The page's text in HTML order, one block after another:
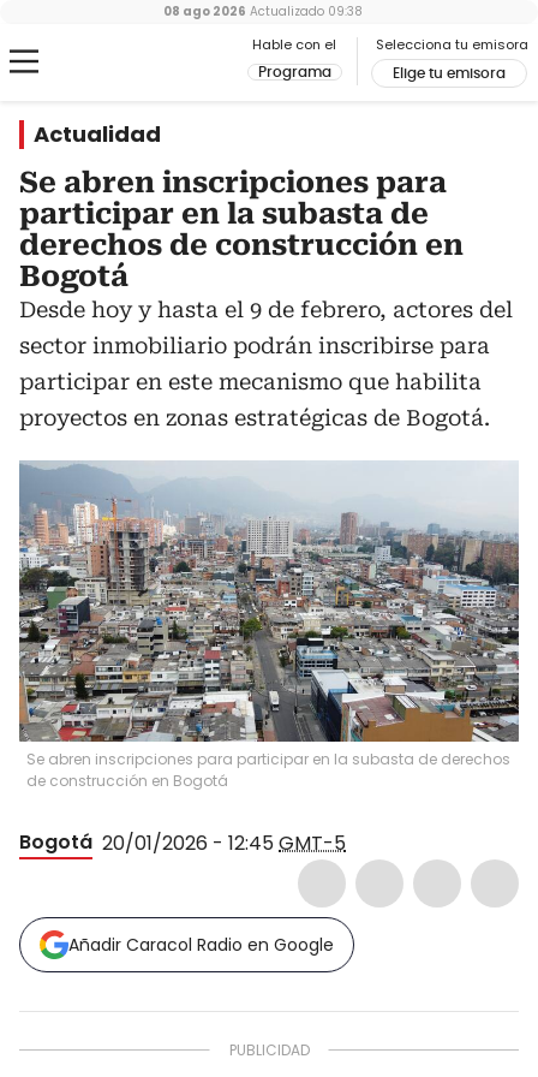
Hable con el
Programa
Selecciona tu emisora
Elige tu emisora
08 ago 2026 Actualizado 09:38
Actualidad
Se abren inscripciones para
participar en la subasta de
derechos de construcción en
Bogotá
Desde hoy y hasta el 9 de febrero, actores del
sector inmobiliario podrán inscribirse para
participar en este mecanismo que habilita
proyectos en zonas estratégicas de Bogotá.
Se abren inscripciones para participar en la subasta de derechos
de construcción en Bogotá
Bogotá 20/01/2026 - 12:45GMT-5
Añadir Caracol Radio en Google